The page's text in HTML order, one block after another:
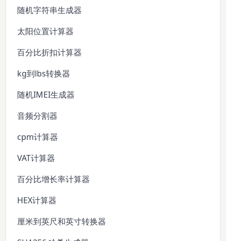
随机字符串生成器
太阳位置计算器
百分比折扣计算器
kg到lbs转换器
随机IMEI生成器
音频分割器
cpm计算器
VAT计算器
百分比增长率计算器
HEX计算器
厘米到英尺和英寸转换器